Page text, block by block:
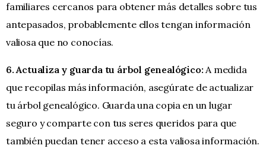
familiares cercanos para obtener más detalles sobre tus
antepasados, probablemente ellos tengan información
valiosa que no conocías.
6. Actualiza y guarda tu árbol genealógico: A medida
que recopilas más información, asegúrate de actualizar
tu árbol genealógico. Guarda una copia en un lugar
seguro y comparte con tus seres queridos para que
también puedan tener acceso a esta valiosa información.